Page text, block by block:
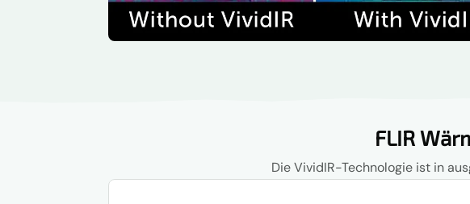
FLIR
Die VividIR-Technologie ist in